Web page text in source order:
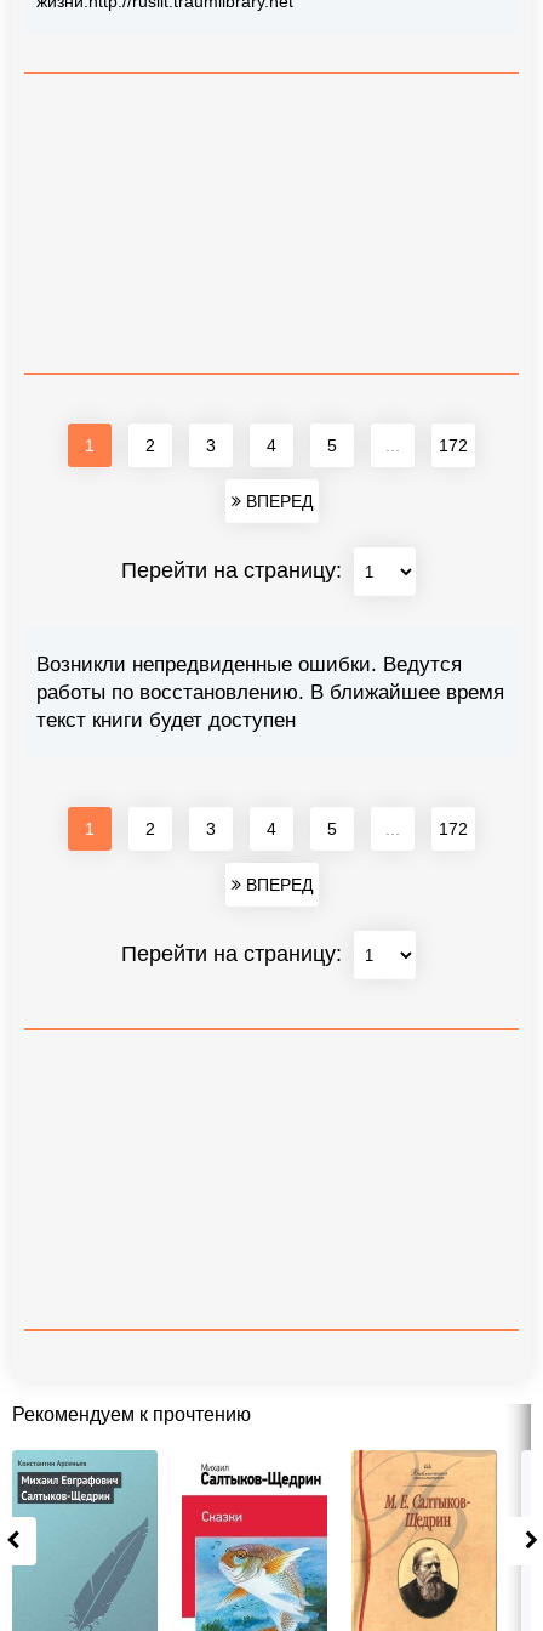
1 2 3 4 5 172
ВПЕРЕД
Перейти на страницу:
Возникли непредвиденные ошибки. Ведутся
работы по восстановлению. В ближайшее время
текст книги будет доступен
1 2 3 4 5 172
ВПЕРЕД
Перейти на страницу:
Рекомендуем к прочтению